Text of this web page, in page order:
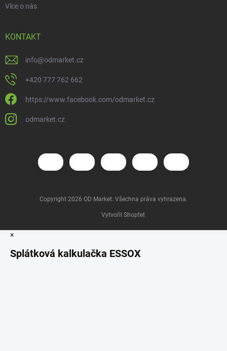
Více o nás
KONTAKT
info@odmarket.cz
+420 777 762 662
https://www.facebook.com/odmarket.cz
odmarket.cz
Vytvořil Shoptet
Copyright 2026 OD Market . Všechna práva vyhrazena.
×
Splátková kalkulačka ESSOX